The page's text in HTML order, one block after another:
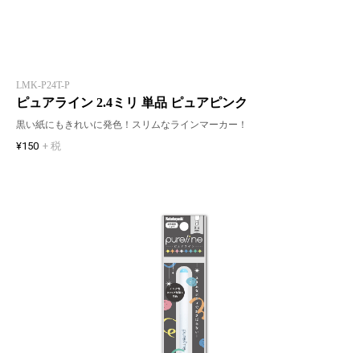
LMK-P24T-P
ピュアライン 2.4ミリ 単品 ピュアピンク
黒い紙にもきれいに発色！スリムなラインマーカー！
¥150 + 税